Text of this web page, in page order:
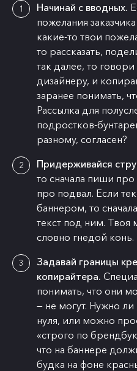
Начинай с вводных.
пожелания
какие-то твои
то рассказать,
так далее, то
дизайнеру, и
заранее понимать,
Рассылка для
подростков-
разному, согласен?
Придерживайся
то сначала пиши
про подвал. Если
баннером, то
текст под ним. Твоя
словно гнедой конь.
Задавай границы
копирайтера.
понимать, что они
— не могут. Нужно
нуля, или можно
«строго по
что на баннере
будка на фоне